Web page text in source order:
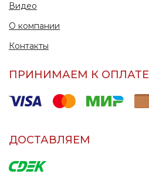
Видео
О компании
Контакты
ПРИНИМАЕМ К ОПЛАТЕ
ДОСТАВЛЯЕМ